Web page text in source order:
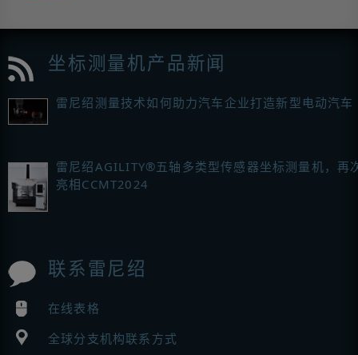
坐标测量机产品新闻
雷尼绍测量技术如何助力汽车企业打造新型电动汽车
雷尼绍AGILITY®五轴多类型传感器坐标测量机，再
亮相CCMT2024
联系雷尼绍
在线表格
全球分支机构联系方式